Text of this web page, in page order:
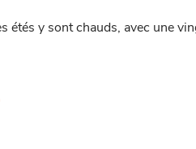
y sont chauds, avec une